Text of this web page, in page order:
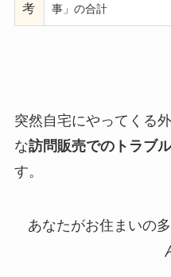
考
事」の合計
突然自宅にやってくる
な訪問販売でのトラブ
す。
あなたがお住まいの